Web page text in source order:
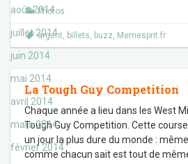
août 2014
juillet 2014
juin 2014
mai 2014
avril 2014
mars 2014
février 2014
Photos
argent, billets, buzz, Memesprit.fr
La Tough Guy Competition
Chaque année a lieu dans les West
Tough Guy Competition. Cette
un jour la plus dure du monde :
comme chacun sait est tout de